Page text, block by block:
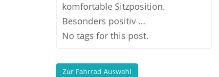
komfortable Sitzposition.
Besonders positiv …
No tags for this post.
Zur Fahrrad Auswahl